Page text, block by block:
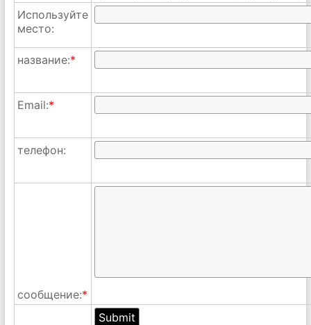
Используйте
место:
название:*
Email:*
телефон:
сообщение:*